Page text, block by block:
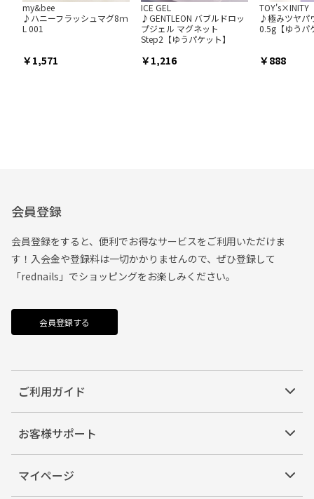
my&bee
♪ハニーフラッシュマグ8ｍ
L 001
1,571
ICE GEL
♪GENTLEON バブルドロッ
プジェル マグネット
Step2【ゆうパケット】
1,216
TOY's×INITY
♪極みツヤパ
0.5g【ゆうパ
888
会員登録
会員登録をすると、便利でお得なサービスをご利用いただけま
す！入会金や登録料は一切かかりませんので、ぜひ登録して
「rednails」でショッピングをお楽しみください。
会員登録する
ご利用ガイド
お客様サポート
マイページ